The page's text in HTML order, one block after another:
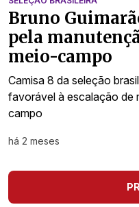
Bruno
pela
meio-campo
Camisa 8 da seleção
favorável à escalação de
campo
há 2 meses